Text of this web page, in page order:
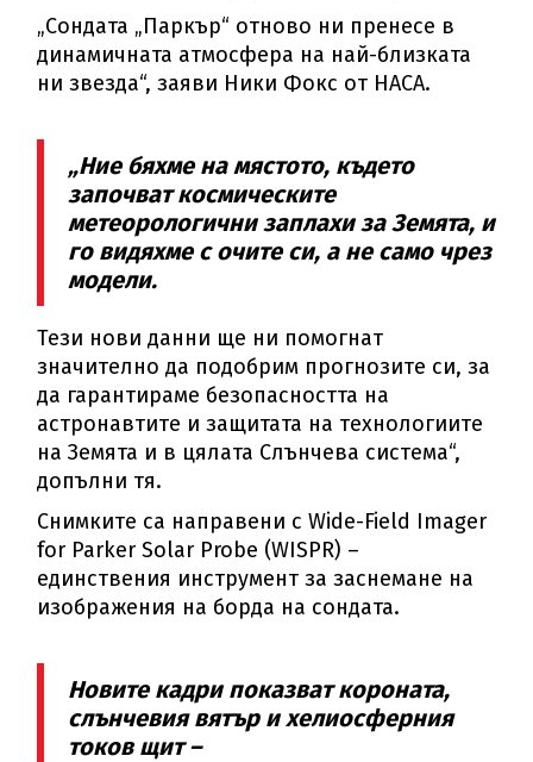
„Сондата „Паркър“ отново ни пренесе в
динамичната атмосфера на най-близката
ни звезда“, заяви Ники Фокс от НАСА.
„Ние бяхме на мястото, където
започват космическите
метеорологични заплахи за Земята, и
го видяхме с очите си, а не само чрез
модели.
Тези нови данни ще ни помогнат
значително да подобрим прогнозите си, за
да гарантираме безопасността на
астронавтите и защитата на технологиите
на Земята и в цялата Слънчева система“,
допълни тя.
Снимките са направени с Wide-Field Imager
for Parker Solar Probe (WISPR) –
единствения инструмент за заснемане на
изображения на борда на сондата.
Новите кадри показват короната,
слънчевия вятър и хелиосферния
токов щит –